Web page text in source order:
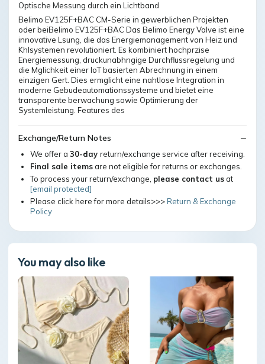
Optische Messung durch ein Lichtband
Belimo EV125F+BAC CM-Serie in gewerblichen Projekten
oder beiBelimo EV125F+BAC Das Belimo Energy Valve ist eine
innovative Lsung, die das Energiemanagement von Heiz und
Khlsystemen revolutioniert. Es kombiniert hochprzise
Energiemessung, druckunabhngige Durchflussregelung und
die Mglichkeit einer IoT basierten Abrechnung in einem
einzigen Gert. Dies ermglicht eine nahtlose Integration in
moderne Gebudeautomationssysteme und bietet eine
transparente berwachung sowie Optimierung der
Systemleistung. Features des
Exchange/Return Notes
We offer a 30-day return/exchange service after receiving.
Final sale itemsare not eligible for returns or exchanges.
To process your return/exchange, please contact usat
[email protected]
Please click here for more details>>>Return & Exchange
Policy
You may also like